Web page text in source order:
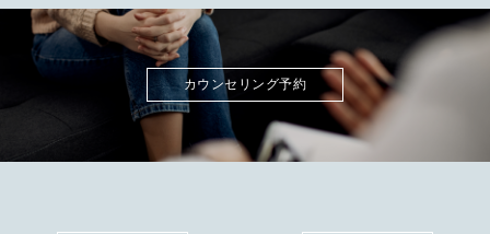
カウンセリング予約